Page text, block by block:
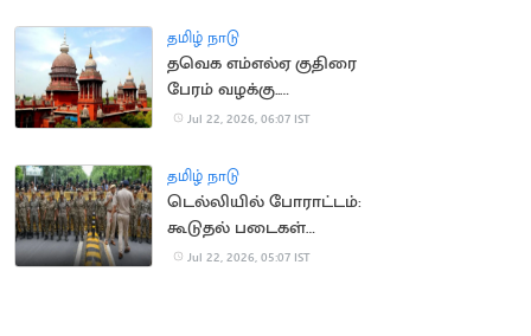
தமிழ் நாடு
தவெக எம்எல்ஏ குதிரை
பேரம் வழக்கு..
காவல்துறைக்கு
Jul 22, 2026, 06:07 IST
தமிழ் நாடு
டெல்லியில் போராட்டம்:
கூடுதல் படைகள்
வரவழைப்பு
Jul 22, 2026, 05:07 IST